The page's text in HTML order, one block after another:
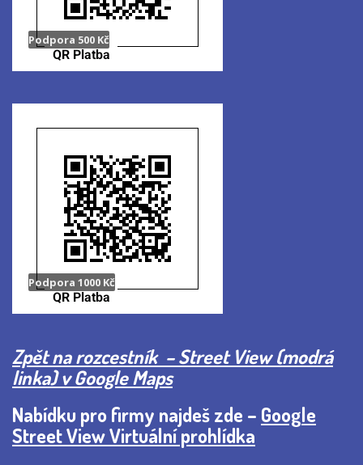
Podpora 500 Kč
Podpora 1000 Kč
Zpět na rozcestník – Street View (modrá
linka) v Google Maps
Nabídku pro firmy najdeš zde – Google
Street View Virtuální prohlídka